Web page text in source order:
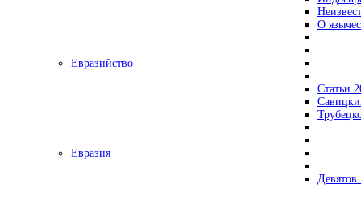
О
Евразийство
Статьи
Евразия